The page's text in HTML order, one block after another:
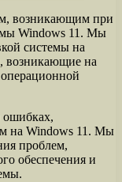
возникающим при
Windows 11. Мы
системы на
возникающие на
ошибках,
на Windows 11. Мы
проблем,
обеспечения и